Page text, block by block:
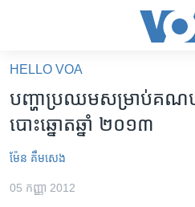
គេហទំព័រ​
ទាក់ទង
និង​
ចូល​
ទំព័រ​
អន្តរជាតិ
ហេឡូវីអូអេ
HELLO VOA
បញ្ហា​ប្រឈម​សម្រាប់​គណប
បោះឆ្នោត​ឆ្នាំ​ ២០១៣
ម៉ែន គឹមសេង
05 កញ្ញា 2012